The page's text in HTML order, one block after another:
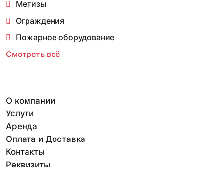
Метизы
Ограждения
Пожарное оборудование
Смотреть всё
О компании
Услуги
Аренда
Оплата и Доставка
Контакты
Реквизиты